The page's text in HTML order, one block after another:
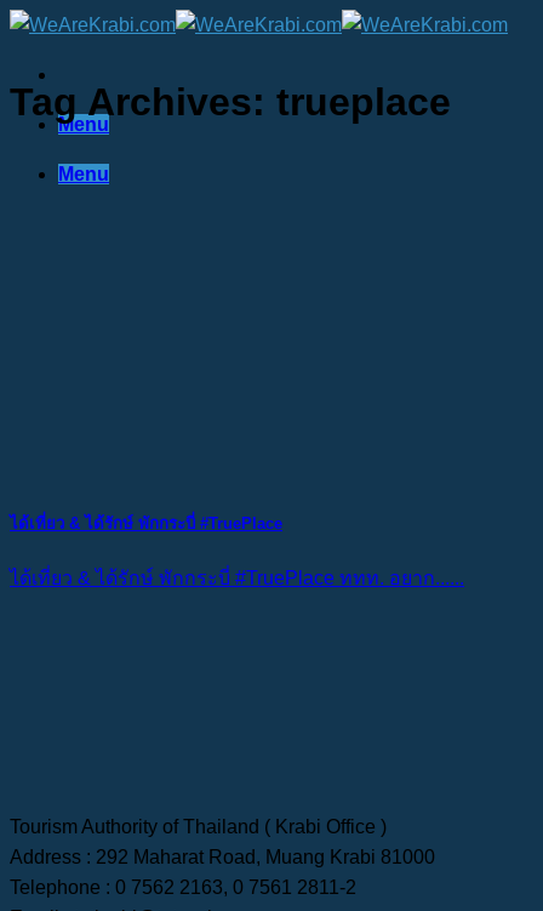
Skip
content
Menu
Menu
Tag Archives: trueplace
ได้เที่ยว & ได้รักษ์ พักกระบี่ #TruePlace
ได้เที่ยว & ได้รักษ์ พักกระบี่ #TruePlace ททท. อยาก......
Tourism Authority of Thailand ( Krabi Office )
Address : 292 Maharat Road, Muang Krabi 81000
Telephone : 0 7562 2163, 0 7561 2811-2